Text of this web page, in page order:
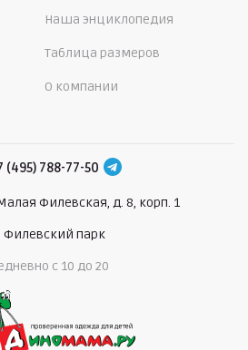
Наша энциклопедия
Таблица размеров
О компании
(495) 788-77-50
Филевская, д. 8, корп. 1
Филевский парк
c 10 до 20